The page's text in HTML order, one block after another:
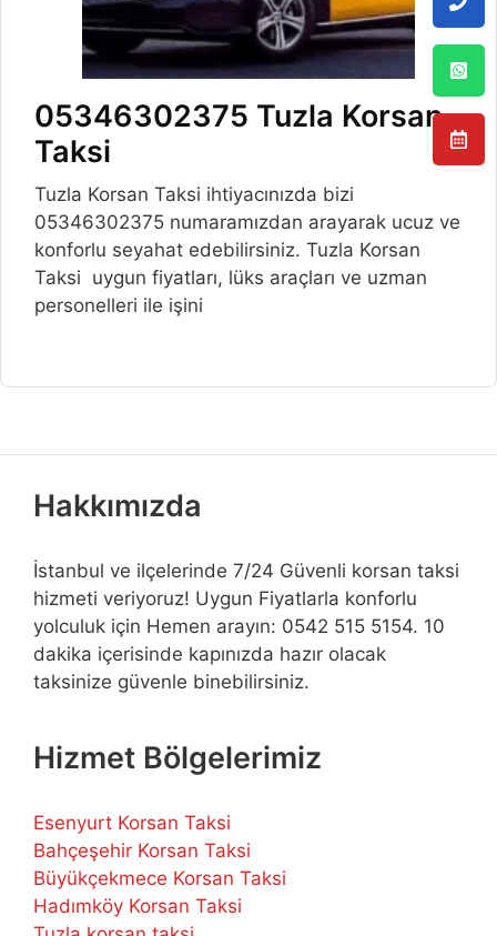
05346302375 Tuzla Korsan
Taksi
Tuzla Korsan Taksi ihtiyacınızda bizi
05346302375 numaramızdan arayarak ucuz ve
konforlu seyahat edebilirsiniz. Tuzla Korsan
Taksi uygun fiyatları, lüks araçları ve uzman
personelleri ile işini
Hakkımızda
İstanbul ve ilçelerinde 7/24 Güvenli korsan taksi
hizmeti veriyoruz! Uygun Fiyatlarla konforlu
yolculuk için Hemen arayın: 0542 515 5154. 10
dakika içerisinde kapınızda hazır olacak
taksinize güvenle binebilirsiniz.
Hizmet Bölgelerimiz
Esenyurt Korsan Taksi
Bahçeşehir Korsan Taksi
Büyükçekmece Korsan Taksi
Hadımköy Korsan Taksi